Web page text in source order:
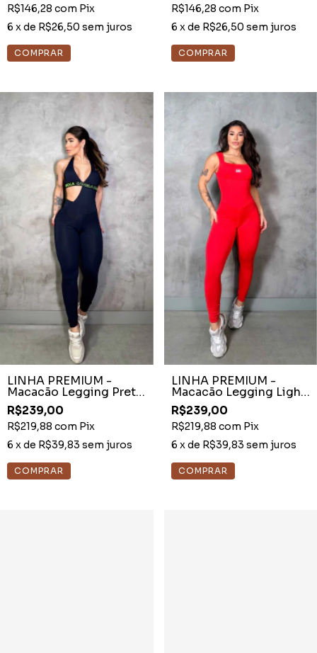
R$146,28 com Pix
6 x de R$26,50 sem juros
R$146,28 com Pix
6 x de R$26,50 sem juros
LINHA PREMIUM -
Macacão Legging Preto
Light Detalhe Elástico
R$239,00
R$219,88 com Pix
6 x de R$39,83 sem juros
LINHA PREMIUM -
Macacão Legging Light
Princesa Vermelho
R$239,00
R$219,88 com Pix
6 x de R$39,83 sem juros